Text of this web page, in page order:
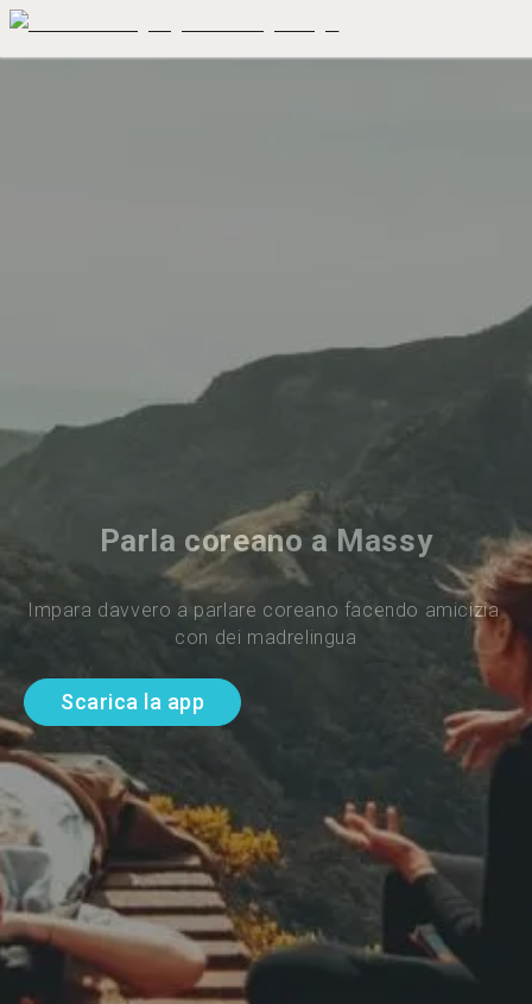
Parla coreano a Massy
Impara davvero a parlare coreano facendo amicizia
con dei madrelingua
Scarica la app